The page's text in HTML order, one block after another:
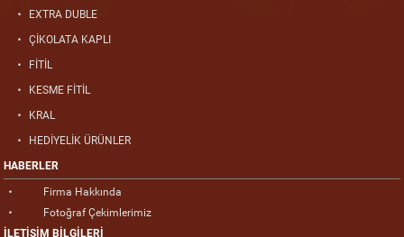
EXTRA DUBLE
ÇİKOLATA KAPLI
FİTİL
KESME FİTİL
KRAL
HEDİYELİK ÜRÜNLER
HABERLER
Firma Hakkında
Fotoğraf Çekimlerimiz
İLETİŞİM BİLGİLERİ